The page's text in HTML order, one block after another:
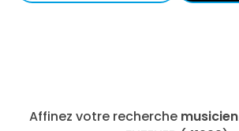
Affinez votre recherche musicien